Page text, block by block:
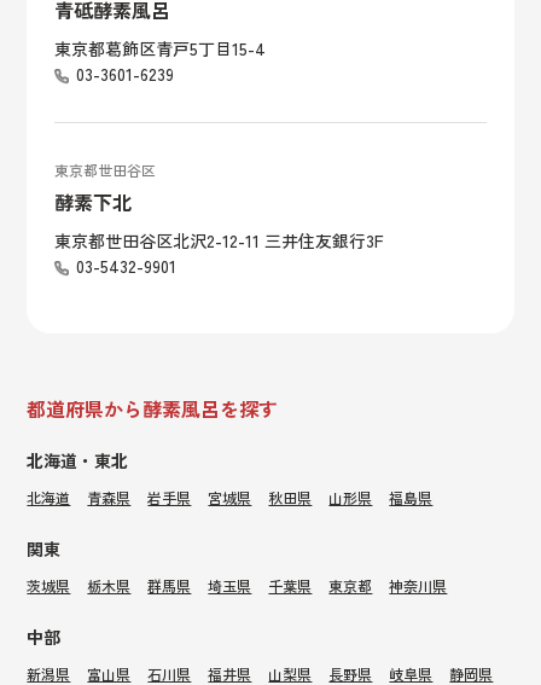
青砥酵素風呂
東京都葛飾区青戸5丁目15-4
03-3601-6239
東京都世田谷区
酵素下北
東京都世田谷区北沢2-12-11 三井住友銀行3F
03-5432-9901
都道府県から酵素風呂を探す
北海道・東北
北海道 青森県 岩手県 宮城県 秋田県 山形県 福島県
関東
茨城県 栃木県 群馬県 埼玉県 千葉県 東京都 神奈川県
中部
新潟県 富山県 石川県 福井県 山梨県 長野県 岐阜県
静岡県